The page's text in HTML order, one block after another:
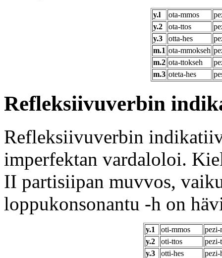
y.l ota-mmos
y.2
ota-ttos
y.3
otta-hes
m.1 ota-mmokseh
m.2 ota-ttokseh
m.3 oteta-hes
Refleksiivuverbin
Refleksiivuverbin
imperfektan vardaloloi.
II partisiipan muvvos,
loppukonsonantu -h on
y.1 oti-mmos
pezi-
y.2
oti-ttos
pezi-
y.3
otti-hes
pezi-